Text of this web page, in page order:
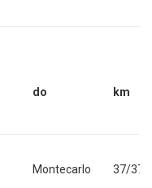
do km
Montecarlo 37/37